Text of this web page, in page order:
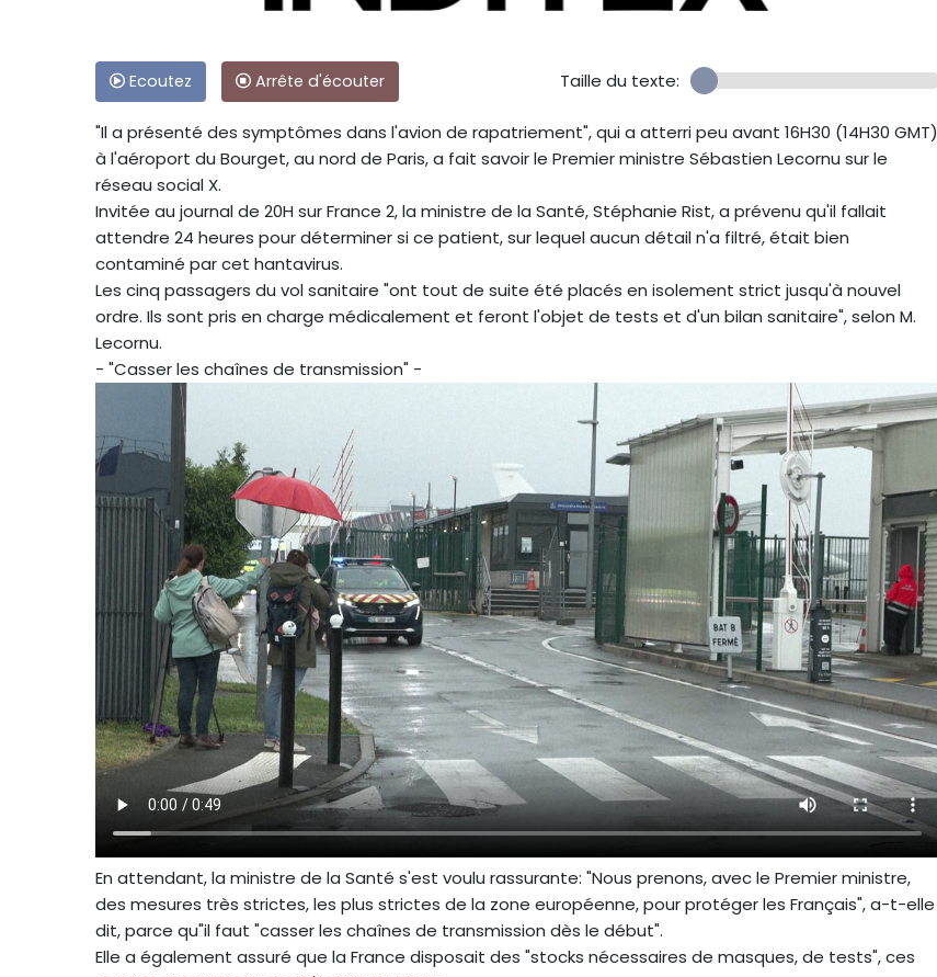
Ecoutez Arrête d'écouter Taille du texte:
"Il a présenté des symptômes dans l'avion de rapatriement", qui a atterri peu avant 16H30 (14H30 GMT)
à l'aéroport du Bourget, au nord de Paris, a fait savoir le Premier ministre Sébastien Lecornu sur le
réseau social X.
Invitée au journal de 20H sur France 2, la ministre de la Santé, Stéphanie Rist, a prévenu qu'il fallait
attendre 24 heures pour déterminer si ce patient, sur lequel aucun détail n'a filtré, était bien
contaminé par cet hantavirus.
Les cinq passagers du vol sanitaire "ont tout de suite été placés en isolement strict jusqu'à nouvel
ordre. Ils sont pris en charge médicalement et feront l'objet de tests et d'un bilan sanitaire", selon M.
Lecornu.
- "Casser les chaînes de transmission" -
En attendant, la ministre de la Santé s'est voulu rassurante: "Nous prenons, avec le Premier ministre,
des mesures très strictes, les plus strictes de la zone européenne, pour protéger les Français", a-t-elle
dit, parce qu"il faut "casser les chaînes de transmission dès le début".
Elle a également assuré que la France disposait des "stocks nécessaires de masques, de tests", ces